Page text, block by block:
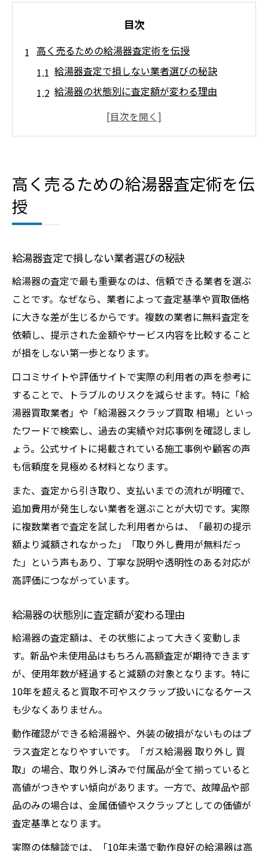
目次
高く売るための給湯器査定術を伝授
給湯器査定で損しない業者選びの秘訣
給湯器の状態別に査定額が変わる理由
給湯器の買取相場と無料査定活用法
査定前に知っておきたい給湯器の相場情報
給湯器の年式や型番で変わる相場の目安
査定前に知るべき給湯器の市場トレンド
故障や中古の給湯器も売却対象になる理由
中古給湯器が査定対象になる条件と理由
故障した給湯器も買取可能なケースを解説
給湯器の状態別に選ぶ売却ルートの選択肢
ガス給湯器の取り外し後も価値が残る理由
給湯器が動かなくても査定額が付く根拠
失敗しない給湯器処分と査定のポイント
給湯器の処分代と査定額を比較する重要性
給湯器査定で注意したい手取り額の計算方
法
ガス給湯器処分と買取どちらが得かを判断
給湯器の無料査定サービスの活用ポイント
取り外し済み給湯器の適切な処分方法とは
給湯器スクラップ買取相場の調べ方と活用
法
給湯器を金属スクラップで現金化する手順
ガス給湯器の素材ごとの価値を判断する方
法
スクラップとして給湯器を売る際の注意点
給湯器の重さや素材が評価に与える影響
給湯器の高額査定を実現する実践的な方法
給湯器を高額査定へ導く状態維持のコツ
給湯器買取で得する交渉術と実体験紹介
ガス給湯器の査定アップを狙うチェック項
目
高く売るための給湯器査定術を伝
授
給湯器査定で損しない業者選びの秘訣
給湯器の査定で最も重要なのは、信頼できる業者を選ぶ
ことです。なぜなら、業者によって査定基準や買取価格
に大きな差が生じるからです。複数の業者に無料査定を
依頼し、提示された金額やサービス内容を比較すること
が損をしない第一歩となります。
口コミサイトや評価サイトで実際の利用者の声を参考に
することで、トラブルのリスクを減らせます。特に「給
湯器買取業者」や「給湯器スクラップ買取 相場」といっ
たワードで検索し、過去の実績や対応事例を確認しまし
ょう。公式サイトに掲載されている施工事例や顧客の声
も信頼度を見極める材料となります。
また、査定から引き取り、支払いまでの流れが明確で、
追加費用が発生しない業者を選ぶことが大切です。実際
に複数業者で査定を試した利用者からは、「最初の提示
額より減額されなかった」「取り外し費用が無料だっ
た」という声もあり、丁寧な説明や透明性のある対応が
高評価につながっています。
給湯器の状態別に査定額が変わる理由
給湯器の査定額は、その状態によって大きく変動しま
す。新品や未使用品はもちろん高額査定が期待できます
が、使用年数が経過すると減額の対象となります。特に
10年を超えると買取不可やスクラップ扱いになるケース
も少なくありません。
動作確認ができる給湯器や、外装の破損がないものはプ
ラス査定となりやすいです。「ガス給湯器 取り外し 買
取」の場合、取り外し済みで付属品が全て揃っていると
高値がつきやすい傾向があります。一方で、故障品や部
品のみの場合は、金属価値やスクラップとしての価値が
査定基準となります。
実際の体験談では、「10年未満で動作良好の給湯器は高